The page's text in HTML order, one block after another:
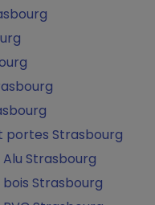
portes Strasbourg
Strasbourg
Strasbourg